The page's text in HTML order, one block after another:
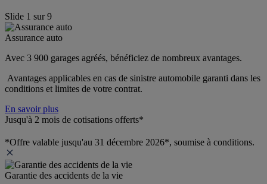
Slide 1 sur9
Assurance auto
Avec 3 900 garages agréés, bénéficiez de nombreux avantages.
Avantages applicables en cas de sinistre automobile garanti dans les
conditions et limites de votre contrat.
En savoir plus
Jusqu'à 2 mois de cotisations offerts*
*Offre valable jusqu'au 31 décembre 2026*, soumise à conditions.
Garantie des accidents de la vie